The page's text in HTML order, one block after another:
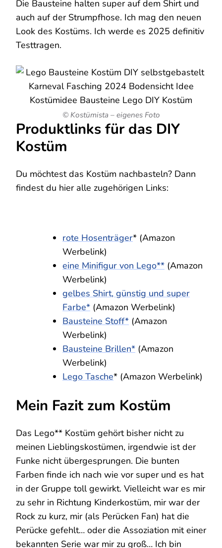
Die Bausteine halten super auf dem Shirt und
auch auf der Strumpfhose. Ich mag den neuen
Look des Kostüms. Ich werde es 2025 definitiv
Testtragen.
© Kostümista – eigenes Foto
Produktlinks für das DIY
Kostüm
Du möchtest das Kostüm nachbasteln? Dann
findest du hier alle zugehörigen Links:
rote Hosenträger* (Amazon
Werbelink)
eine Minifigur von Lego** (Amazon
Werbelink)
gelbes Shirt, günstig und super
Farbe* (Amazon Werbelink)
Bausteine Stoff* (Amazon
Werbelink)
Bausteine Brillen* (Amazon
Werbelink)
Lego Tasche* (Amazon Werbelink)
Mein Fazit zum Kostüm
Das Lego** Kostüm gehört bisher nicht zu
meinen Lieblingskostümen, irgendwie ist der
Funke nicht übergesprungen. Die bunten
Farben finde ich nach wie vor super und es hat
in der Gruppe toll gewirkt. Vielleicht war es mir
zu sehr in Richtung Kinderkostüm, mir war der
Rock zu kurz, mir (als Perücken Fan) hat die
Perücke gefehlt… oder die Assoziation mit einer
bekannten Serie war mir zu groß… Ich bin